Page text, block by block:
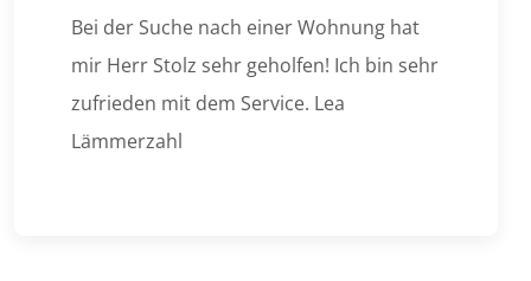
Bei der Suche nach einer Wohnung hat
mir Herr Stolz sehr geholfen! Ich bin sehr
zufrieden mit dem Service. Lea
Lämmerzahl